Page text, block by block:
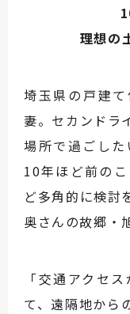
理想の
埼玉県の戸建
妻。セカンドラ
場所で過ごし
10年ほど前の
ど多角的に検討
奥さんの故郷・
「交通アクセ
て、遠隔地から